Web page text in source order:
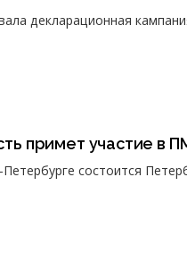
декларационная
примет участие в
состоится